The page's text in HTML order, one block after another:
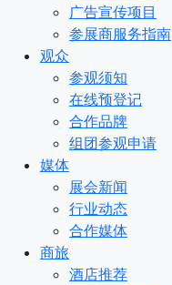
广告宣传项目
参展商服务指南
观众
参观须知
在线预登记
合作品牌
组团参观申请
媒体
展会新闻
行业动态
合作媒体
商旅
酒店推荐